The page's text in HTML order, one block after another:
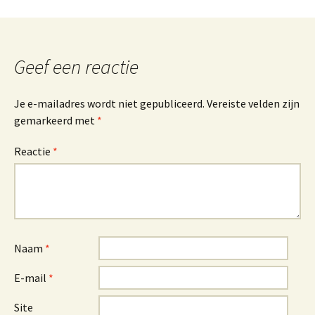
Geef een reactie
Je e-mailadres wordt niet gepubliceerd. Vereiste velden zijn
gemarkeerd met *
Reactie *
Naam *
E-mail *
Site